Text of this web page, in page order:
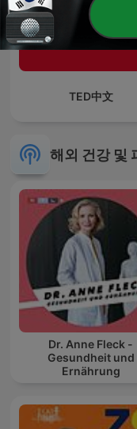
TED中文
해외 건강 및
Dr. Anne Fleck -
Gesundheit und
Ernährung